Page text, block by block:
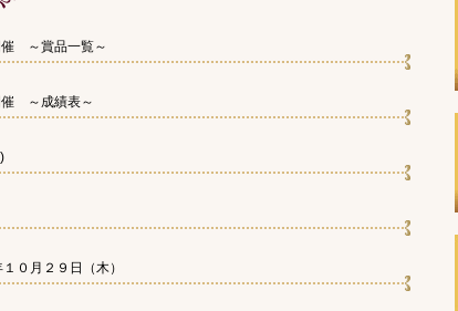
催 ～賞品一覧～
催 ～成績表～
０月２９日（木）